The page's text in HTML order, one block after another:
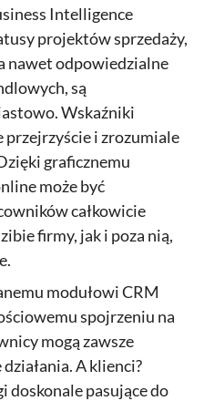
Intelligence
projektów sprzedaży,
nawet odpowiedzialne
są
Wskaźniki
przejrzyście i zrozumiale
graficznemu
może być
całkowicie
firmy, jak i poza nią,
modułowi CRM
spojrzeniu na
mogą zawsze
A klienci?
doskonale pasujące do